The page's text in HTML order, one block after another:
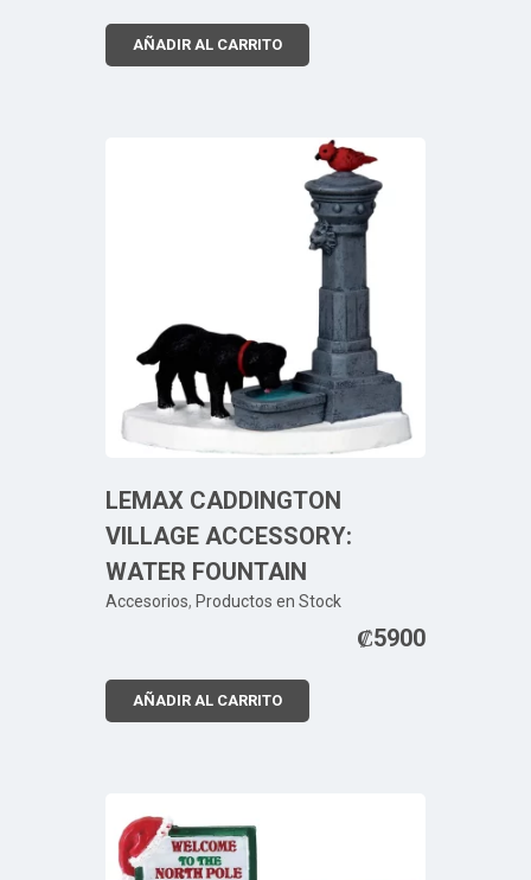
AÑADIR AL CARRITO
LEMAX CADDINGTON
VILLAGE ACCESSORY:
WATER FOUNTAIN
Accesorios, Productos en Stock
₡5900
AÑADIR AL CARRITO